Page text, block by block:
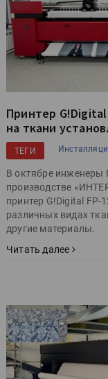
Принтер G!Digital
на ткани
ТЕГИ
В октябре
производстве
принтер G!Digital FP-
различных видах
другие материалы.
Читать далее